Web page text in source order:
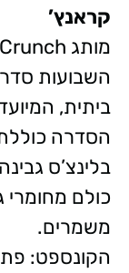
קראנץ’
השבועות
ביתית,
הסדרה
בלינצ’ס
כולם מחומרי
משמרים.
הקונספט: